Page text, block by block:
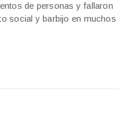
de personas y fallaron
social y barbijo en muchos